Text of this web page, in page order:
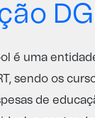
é uma
, sendo os
de